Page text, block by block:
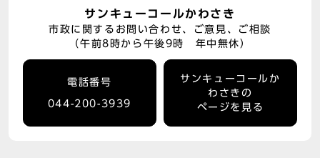
サンキューコールかわさき
市政に関するお問い合わせ、ご意見、ご相談
（午前8時から午後9時 年中無休）
電話番号
044-200-3939
サンキューコールか
わさきの
ページを見る